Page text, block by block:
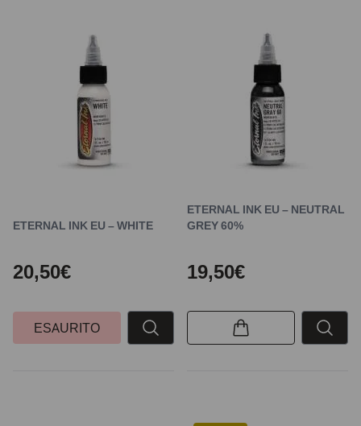
ETERNAL INK EU – WHITE
20,50€
ESAURITO
ETERNAL INK EU – NEUTRAL
GREY 60%
19,50€